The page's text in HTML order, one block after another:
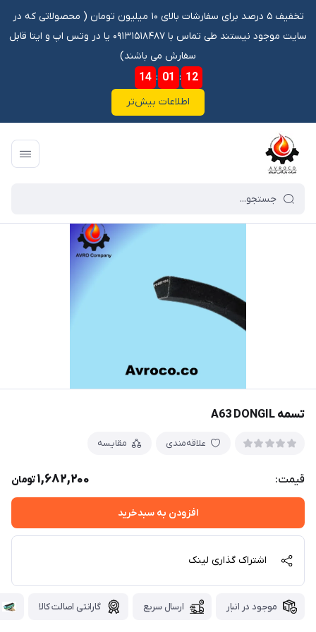
تخفیف ۵ درصد برای سفارشات بالای ۱۰ میلیون تومان ‌‌(‌‌ محصولاتی که در
سایت موجود نیستند طی تماس با ۰۹۱۳۱۵۱۸۴۸۷ یا در وتس اپ و ایتا قابل
سفارش می باشند)
14 : 01 : 12
اطلاعات بیش‌تر
فروشگاه آنلاین آوروکو
تسمه A63 DONGIL
علاقه‌مندی مقایسه
قیمت: 1,682,200تومان
افزودن به سبدخرید
اشتراک گذاری لینک
موجود در انبار ارسال سریع گارانتی اصالت کالا